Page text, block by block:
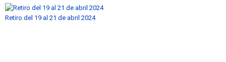
Retiro del 19 al 21 de abril 2024